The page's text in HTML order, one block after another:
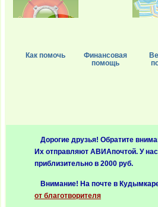
Как помочь
Финансовая
помощь
Дорогие друзья! Обратите
Их отправляют АВИАпочтой. У
приблизительно в 2000 руб.
Внимание! На почте в
от благотворителя